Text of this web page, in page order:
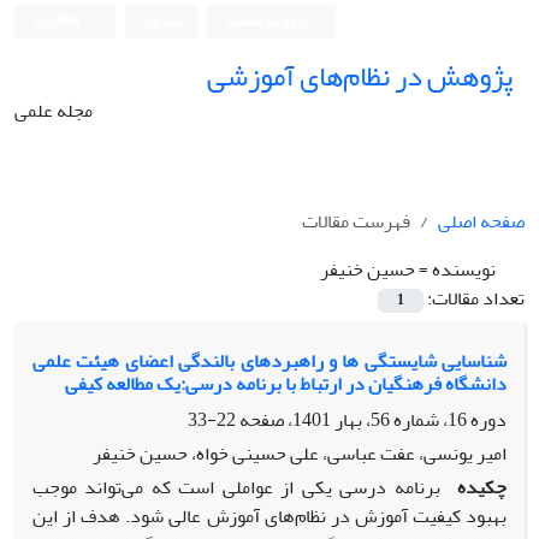
پژوهش در نظام‌های آموزشی
مجله علمی
صفحه اصلی
فهرست مقالات
نویسنده =حسین خنیفر
تعداد مقالات:
1
شناسایی شایستگی ها و راهبردهای بالندگی اعضای هیئت علمی
دانشگاه فرهنگیان در ارتباط با برنامه درسی:یک مطالعه کیفی
دوره 16، شماره 56، بهار 1401، صفحه
22-33
امیر یونسی، عفت عباسی، علی حسینی خواه، حسین خنیفر
چکیده برنامه درسی یکی از عواملی است که می‌تواند موجب
بهبود کیفیت آموزش در نظام‌های آموزش عالی شود. هدف از این